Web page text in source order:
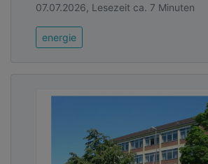
07.07.2026, Lesezeit ca. 7 Minuten
energie